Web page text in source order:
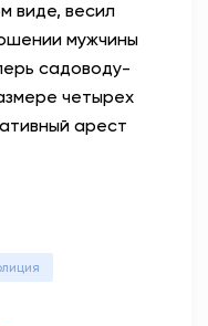
виде, весил
мужчины
садоводу-
четырех
арест